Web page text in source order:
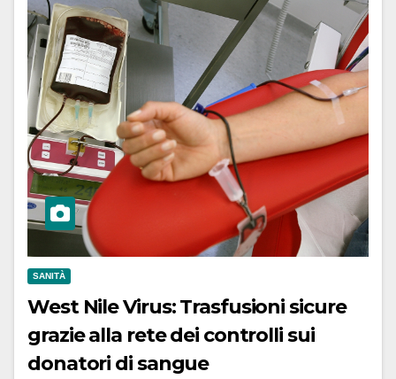
SANITÀ
West Nile Virus: Trasfusioni sicure
grazie alla rete dei controlli sui
donatori di sangue